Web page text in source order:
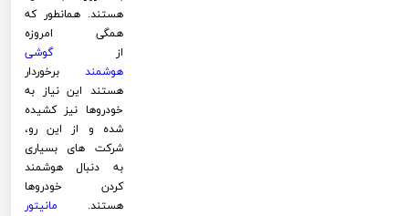
هستند. همانطور که
همگی امروزه
ازگوشی
هوشمند برخوردار
هستند این نیاز به
خودروها نیز کشیده
شده و از این رو،
شرکت های بسیاری
به دنبال هوشمند
کردن خودروها
هستند. مانیتور